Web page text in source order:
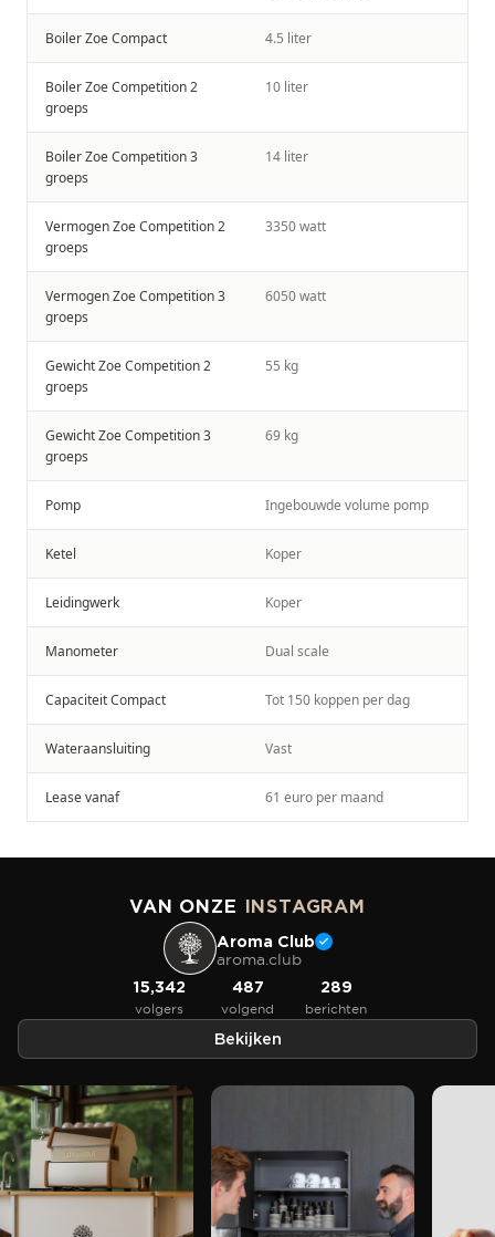
Boiler Zoe Compact 4.5 liter
Boiler Zoe Competition 2
groeps
10 liter
Boiler Zoe Competition 3
groeps
14 liter
Vermogen Zoe Competition 2
groeps
3350 watt
Vermogen Zoe Competition 3
groeps
6050 watt
Gewicht Zoe Competition 2
groeps
55 kg
Gewicht Zoe Competition 3
groeps
69 kg
Pomp Ingebouwde volume pomp
Ketel Koper
Leidingwerk Koper
Manometer Dual scale
Capaciteit Compact Tot 150 koppen per dag
Wateraansluiting Vast
Lease vanaf 61 euro per maand
VAN ONZE INSTAGRAM
Aroma Club
aroma.club
15,342
volgers
487
volgend
289
berichten
Bekijken